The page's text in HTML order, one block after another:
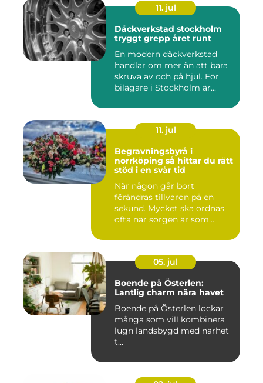
11. jul
Däckverkstad stockholm
tryggt grepp året runt
En modern däckverkstad
handlar om mer än att bara
skruva av och på hjul. För
bilägare i Stockholm är...
11. jul
Begravningsbyrå i
norrköping så hittar du rätt
stöd i en svår tid
När någon går bort
förändras tillvaron på en
sekund. Mycket ska ordnas,
ofta när sorgen är som
05. jul
Boende på Österlen:
Lantlig charm nära havet
Boende på Österlen lockar
många som vill kombinera
lugn landsbygd med närhet
t...